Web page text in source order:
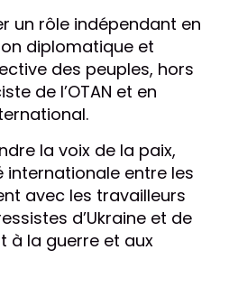
un rôle indépendant en
diplomatique et
des peuples, hors
de l’OTAN et en
la voix de la paix,
internationale entre les
avec les travailleurs
d’Ukraine et de
à la guerre et aux